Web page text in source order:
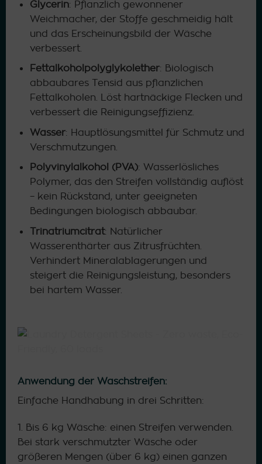
Glycerin: Pflanzlich gewonnener
Weichmacher, der Stoffe geschmeidig hält
und das Erscheinungsbild der Wäsche
verbessert.
Fettalkoholpolyglykolether: Biologisch
abbaubares Tensid aus pflanzlichen
Fettalkoholen. Löst hartnäckige Flecken und
verbessert die Reinigungseffizienz.
Wasser: Hauptlösungsmittel für Schmutz und
Verschmutzungen.
Polyvinylalkohol (PVA): Wasserlösliches
Polymer, das den Streifen vollständig auflöst
– kein Rückstand, unter geeigneten
Bedingungen biologisch abbaubar.
Trinatriumcitrat: Natürlicher
Wasserenthärter aus Zitrusfrüchten.
Verhindert Mineralablagerungen und
steigert die Reinigungsleistung, besonders
bei hartem Wasser.
Anwendung der Waschstreifen:
Einfache Handhabung in drei Schritten:
1. Bis 6 kg Wäsche: einen Streifen verwenden.
Bei stark verschmutzter Wäsche oder
größeren Mengen (über 6 kg) einen ganzen